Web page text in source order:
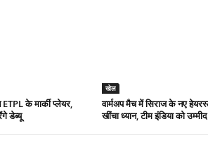
के मार्की प्लेयर,
डेब्यू
खेल
वार्मअप मैच में सिराज के नए
खींचा ध्यान, टीम इंडिया को उम्मीद